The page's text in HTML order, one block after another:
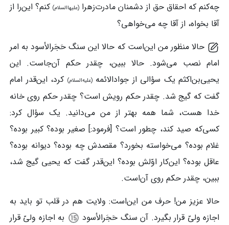
چه‌کنم که احقاق حق از دشمنان مادرت‌زهرا (علیهاالسلام) کنم؟ این‌را از
آقا بخواه، از آقا چه می‌خواهی؟
حالا منظور من این‌است که حالا این سنگ حَجَرالأسود به امر
امام نصب می‌شود. حالا ببین، چقدر حکم آن‌جاست. این
یحیی‌بن‌اکثم یک سؤالی از جوادالائمه(علیه‌السلام) کرد، این‌قدر امام
گفت که گیج شد. چقدر حکم رویش است؟ چقدر حکم روی خانه
خدا هست، شما همه بهتر از من می‌دانید. یک سؤال کرد:
کسی‌که صید کند، چطور است؟ [فرمود:] صغیر بوده؟ کبیر بوده؟
غلام بوده؟ می‌خواسته بخورد؟ مقصدش چه بوده؟ دیوانه بوده؟
عاقل بوده؟ این‌کار اوّلش بوده؟ این‌قدر گفت که یحیی گیج شد،
ببین، چقدر حکم روی آن‌است.
حالا عزیز من! حرف من این‌است: ولایت هم در قلب تو باید به
اجازه ولیّ قرار بگیرد. آن سنگ حَجَرالأسود
به اجازه ولیّ قرار